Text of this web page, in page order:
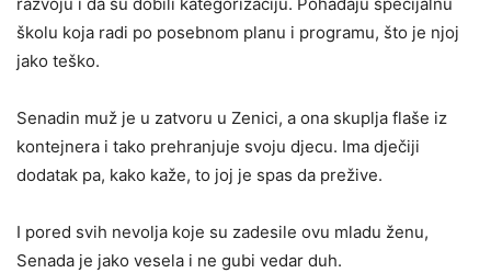
razvoju i da su dobili kategorizaciju. Pohađaju specijalnu
školu koja radi po posebnom planu i programu, što je njoj
jako teško.
Senadin muž je u zatvoru u Zenici, a ona skuplja flaše iz
kontejnera i tako prehranjuje svoju djecu. Ima dječiji
dodatak pa, kako kaže, to joj je spas da prežive.
I pored svih nevolja koje su zadesile ovu mladu ženu,
Senada je jako vesela i ne gubi vedar duh.